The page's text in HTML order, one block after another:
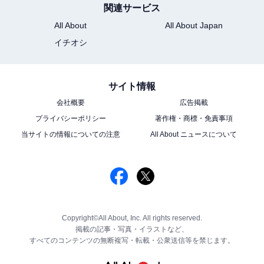
関連サービス
All About
All About Japan
イチオシ
サイト情報
会社概要
広告掲載
プライバシーポリシー
著作権・商標・免責事項
当サイトの情報についての注意
All About ニュースについて
Copyright©All About, Inc. All rights reserved.
掲載の記事・写真・イラストなど、
すべてのコンテンツの無断複写・転載・公衆送信等を禁じます。